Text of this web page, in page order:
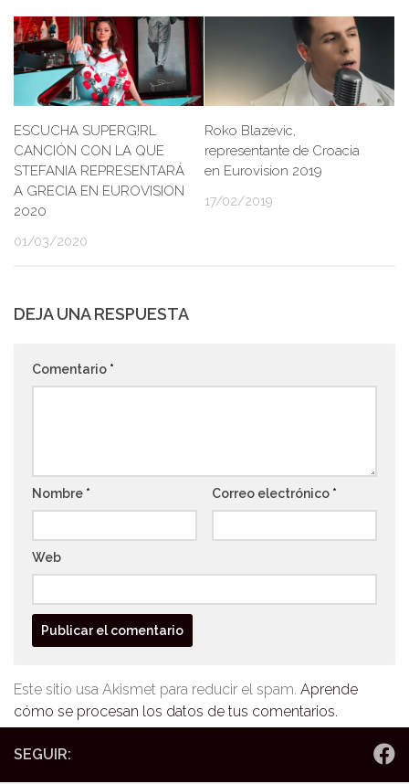
ESCUCHA SUPERG!RL
CANCIÓN CON LA QUE
STEFANIA REPRESENTARÁ
A GRECIA EN EUROVISION
2020
01/03/2020
Roko Blazevic,
representante de Croacia
en Eurovision 2019
17/02/2019
DEJA UNA RESPUESTA
Comentario *
Nombre * Correo electrónico *
Web
Este sitio usa Akismet para reducir el spam. Aprende
cómo se procesan los datos de tus comentarios.
SEGUIR: